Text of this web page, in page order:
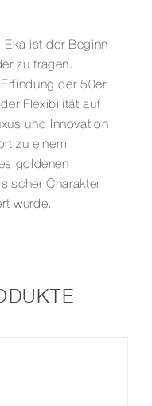
Eka ist der Beginn
zu tragen.
der 50er
Flexibilität auf
und Innovation
zu einem
goldenen
Charakter
wurde.